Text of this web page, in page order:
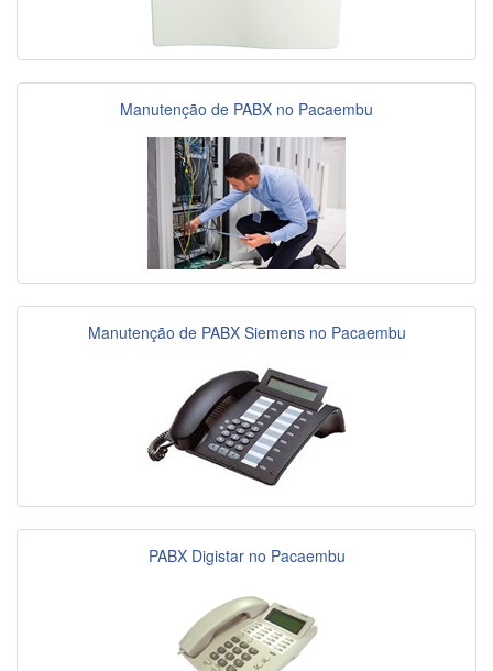
Manutenção de PABX no Pacaembu
Manutenção de PABX Siemens no Pacaembu
PABX Digistar no Pacaembu